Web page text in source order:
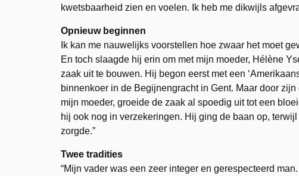
kwetsbaarheid zien en voelen. Ik heb me dikwijls
Opnieuw beginnen
Ik kan me nauwelijks voorstellen hoe zwaar het moet
En toch slaagde hij erin om met mijn moeder, Hélène
zaak uit te bouwen. Hij begon eerst met een
binnenkoer in de Begijnengracht in Gent. Maar door
mijn moeder, groeide de zaak al spoedig uit tot een
hij ook nog in verzekeringen. Hij ging de baan op,
zorgde.”
Twee tradities
“Mijn vader was een zeer integer en gerespecteerd